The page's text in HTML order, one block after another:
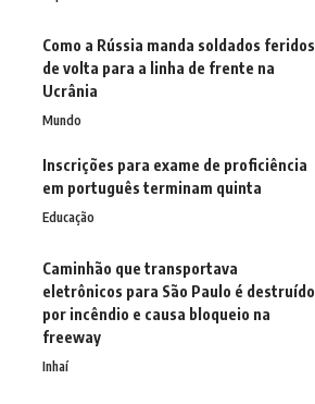
Como a Rússia manda soldados feridos
de volta para a linha de frente na
Ucrânia
Mundo
Inscrições para exame de proficiência
em português terminam quinta
Educação
Caminhão que transportava
eletrônicos para São Paulo é destruído
por incêndio e causa bloqueio na
freeway
Inhaí